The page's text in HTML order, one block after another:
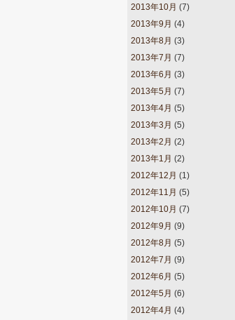
2013年10月 (7)
2013年9月 (4)
2013年8月 (3)
2013年7月 (7)
2013年6月 (3)
2013年5月 (7)
2013年4月 (5)
2013年3月 (5)
2013年2月 (2)
2013年1月 (2)
2012年12月 (1)
2012年11月 (5)
2012年10月 (7)
2012年9月 (9)
2012年8月 (5)
2012年7月 (9)
2012年6月 (5)
2012年5月 (6)
2012年4月 (4)